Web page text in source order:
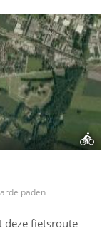
paden
deze fietsroute